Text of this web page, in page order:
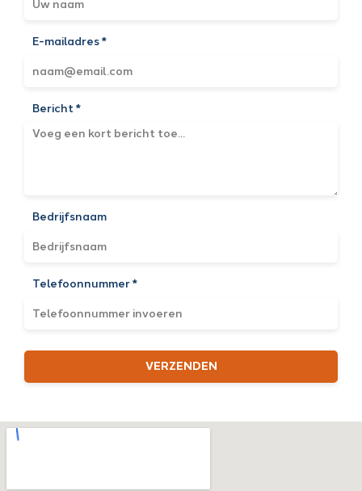
E-mailadres *
Bericht *
Bedrijfsnaam
Telefoonnummer *